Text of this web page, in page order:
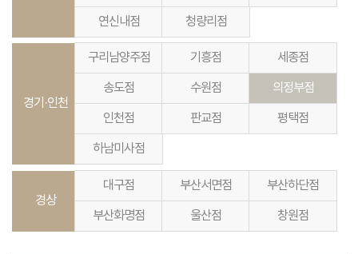
연신내점 청량리점
경기·인천
구리남양주점 기흥점 세종점
송도점 수원점 의정부점
인천점 판교점 평택점
하남미사점
경상
대구점 부산서면점 부산하단점
부산화명점 울산점 창원점